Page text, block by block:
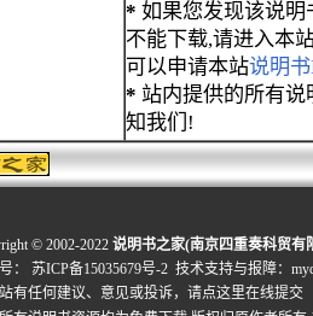
* 如果您发现该说明
不能下载,请进入本
可以申请本站说明
* 站内提供的所有
知我们!
© 2002-2022 说明书之家(南京四重奏科贸有
：
苏ICP备15035679号-2 技术支持与报障：
有任何建议、意见或投诉， 请点这里在线提交